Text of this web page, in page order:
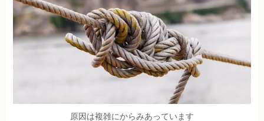
原因は複雑にからみあっています